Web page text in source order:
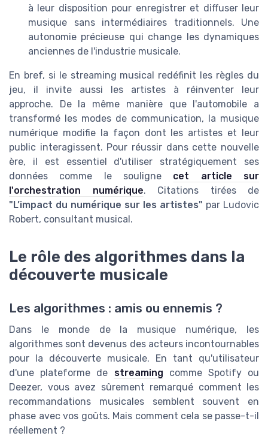
à leur disposition pour enregistrer et diffuser leur
musique sans intermédiaires traditionnels. Une
autonomie précieuse qui change les dynamiques
anciennes de l'industrie musicale.
En bref, si le streaming musical redéfinit les règles du
jeu, il invite aussi les artistes à réinventer leur
approche. De la même manière que l'automobile a
transformé les modes de communication, la musique
numérique modifie la façon dont les artistes et leur
public interagissent. Pour réussir dans cette nouvelle
ère, il est essentiel d'utiliser stratégiquement ses
données comme le souligne cet article sur
l'orchestration numérique. Citations tirées de
"L’impact du numérique sur les artistes" par Ludovic
Robert, consultant musical.
Le rôle des algorithmes dans la
découverte musicale
Les algorithmes : amis ou ennemis ?
Dans le monde de la musique numérique, les
algorithmes sont devenus des acteurs incontournables
pour la découverte musicale. En tant qu'utilisateur
d'une plateforme de streaming comme Spotify ou
Deezer, vous avez sûrement remarqué comment les
recommandations musicales semblent souvent en
phase avec vos goûts. Mais comment cela se passe-t-il
réellement ?